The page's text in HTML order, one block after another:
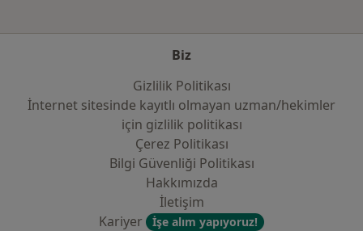
Biz
Gizlilik Politikası
İnternet sitesinde kayıtlı olmayan uzman/hekimler
i̇çin gizlilik politikası
Çerez Politikası
Bilgi Güvenliği Politikası
Hakkımızda
İletişim
Kariyer
İşe alım yapıyoruz!